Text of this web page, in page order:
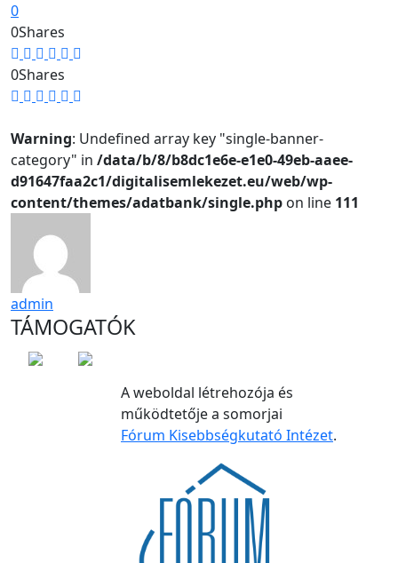
0
0Shares
0Shares
Warning: Undefined array key "single-banner-
category" in /data/b/8/b8dc1e6e-e1e0-49eb-aaee-
d91647faa2c1/digitalisemlekezet.eu/web/wp-
content/themes/adatbank/single.php on line 111
admin
TÁMOGATÓK
A weboldal létrehozója és
működtetője a somorjai
Fórum Kisebbségkutató Intézet.